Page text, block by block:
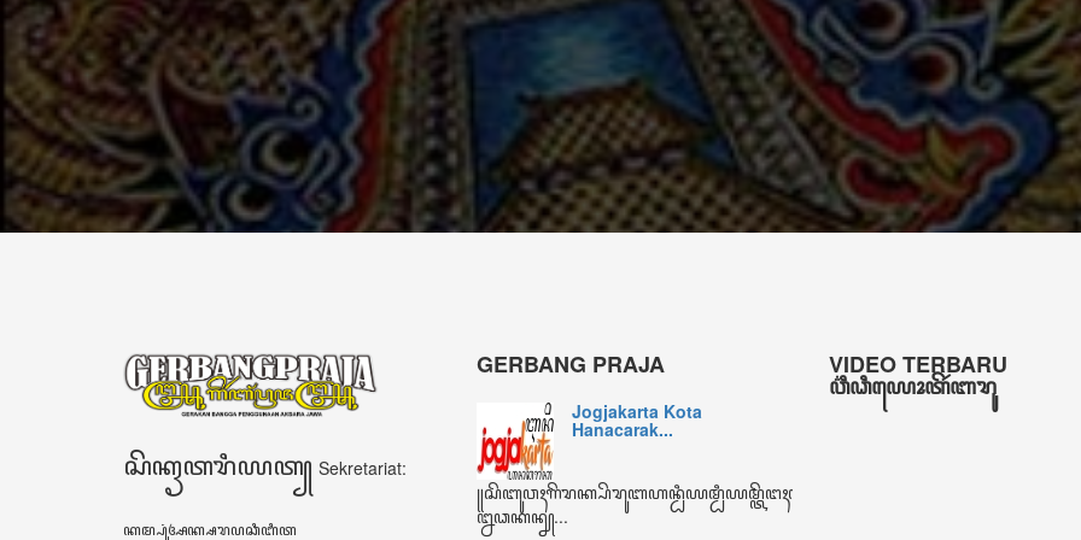
mengingat
generasi
sekarang tidak
dapat lepas dari
ponsel
pintarnya.”
mau
berhasil
memimpin
harus
menghindari
watak
Adigang
Adigung
Adiguna"
Warsidi
Kulon Progo
- Tri Agus Nugraha
Kepala Bidang Permuseuman, Bahasa dan Sastra Disbud